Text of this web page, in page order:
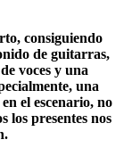
consiguiendo
de guitarras,
voces y una
una
el escenario, no
los presentes nos